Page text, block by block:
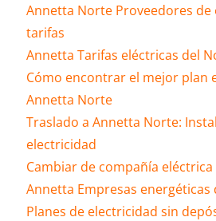
Annetta Norte Proveedores de
tarifas
Annetta Tarifas eléctricas del
Cómo encontrar el mejor plan
Annetta Norte
Traslado a Annetta Norte:
electricidad
Cambiar de compañía
Annetta Empresas
Planes de electricidad sin